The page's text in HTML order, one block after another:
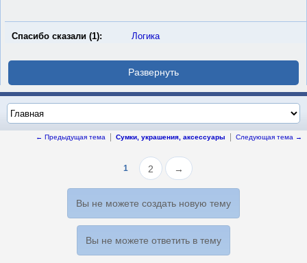
Спасибо сказали (1): Логика
← Предыдущая тема Сумки, украшения, аксессуары Следующая тема →
1 2 →
Вы не можете создать новую тему
Вы не можете ответить в тему